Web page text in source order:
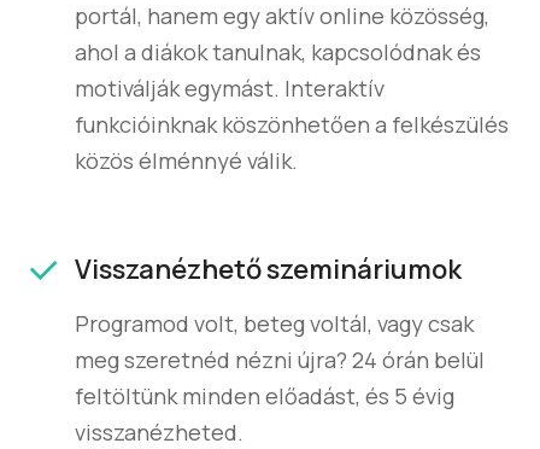
portál, hanem egy aktív online közösség,
ahol a diákok tanulnak, kapcsolódnak és
motiválják egymást. Interaktív
funkcióinknak köszönhetően a felkészülés
közös élménnyé válik.
Visszanézhető szemináriumok
Programod volt, beteg voltál, vagy csak
meg szeretnéd nézni újra? 24 órán belül
feltöltünk minden előadást, és 5 évig
visszanézheted.